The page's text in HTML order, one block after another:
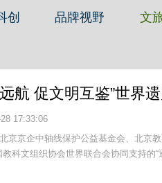
创 品牌视野 文
17:33:06
京京企中轴线保护公益基金会、北京
教科文组织协会世界联合会协同支持的“